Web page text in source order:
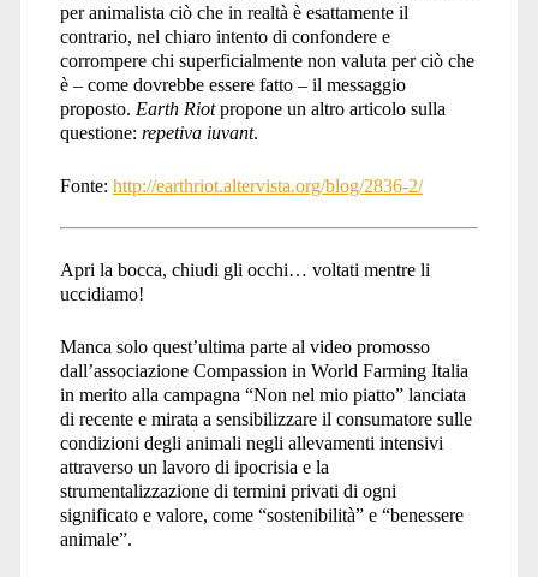
per animalista ciò che in realtà è esattamente il
contrario, nel chiaro intento di confondere e
corrompere chi superficialmente non valuta per ciò che
è – come dovrebbe essere fatto – il messaggio
proposto. Earth Riotpropone un altro articolo sulla
questione: repetiva iuvant.
Fonte: http://earthriot.altervista.org/blog/2836-2/
Apri la bocca, chiudi gli occhi… voltati mentre li
uccidiamo!
Manca solo quest’ultima parte al video promosso
dall’associazione Compassion in World Farming Italia
in merito alla campagna “Non nel mio piatto” lanciata
di recente e mirata a sensibilizzare il consumatore sulle
condizioni degli animali negli allevamenti intensivi
attraverso un lavoro di ipocrisia e la
strumentalizzazione di termini privati di ogni
significato e valore, come “sostenibilità” e “benessere
animale”.